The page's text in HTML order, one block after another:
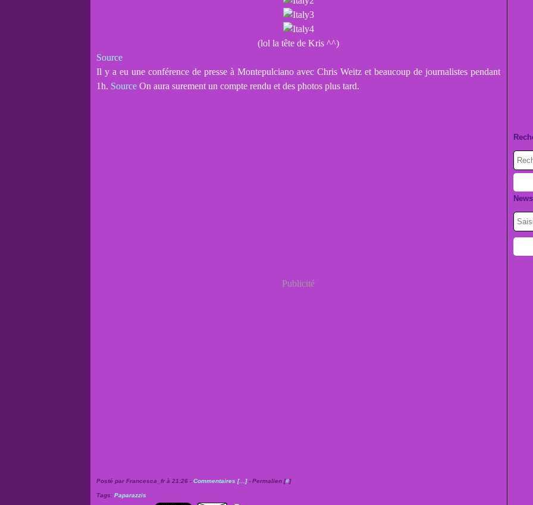
(lol la tête de Kris ^^)
Source
Il y a eu une conférence de presse à Montepulciano avec Chris Weitz et beaucoup de journalistes pendant
1h. Source On aura surement un compte rendu et des photos plus tard.
Publicité
Posté par Francesca_fr à 21:26 - Commentaires [… ]- Permalien [#]
Tags: Paparazzis